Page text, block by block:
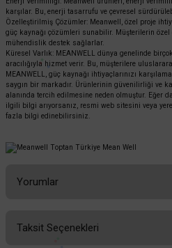
karşılar. Bu, enerji tasarrufu ve çevresel
Özelleştirilmiş Çözümler: Meanwell, özel proje
güç kaynağı çözümleri sunabilir. Müşterilerin
mühendislik destek sağlarlar.
Küresel Varlık: MEANWELL dünya genelinde
aracılığıyla hizmet verir. Bu, müşterilere
MEANWELL, güç kaynağı ihtiyaçlarınızı
saygın bir markadır. Ürünlerinin güvenilirliği ve
alanında tercih edilmesine neden olmuştur. Eğer
ilgili bilgi arıyorsanız, resmi web sitesini veya
fazla bilgi edinebilirsiniz.
Yorumlar
Taksit Seçenekleri